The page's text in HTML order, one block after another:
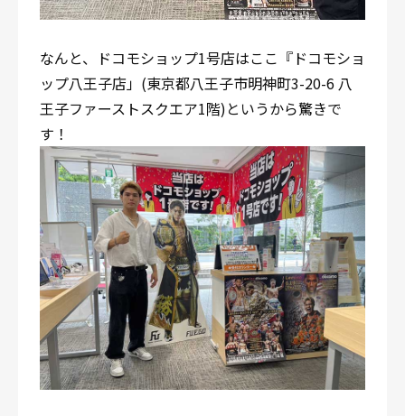
なんと、ドコモショップ1号店はここ『ドコモショ
ップ八王子店」(東京都八王子市明神町3-20-6 八
王子ファーストスクエア1階)というから驚きで
す！